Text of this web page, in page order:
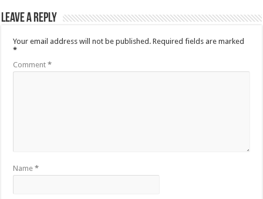
Leave a Reply
Your email address will not be published. Required fields are marked
*
Comment*
Name*